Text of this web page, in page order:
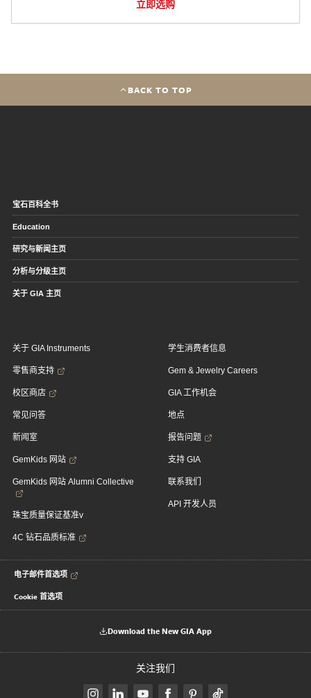
立即选购
BACK TO TOP
宝石百科全书
Education
研究与新闻主页
分析与分级主页
关于 GIA 主页
关于 GIA Instruments
零售商支持
校区商店
常见问答
新闻室
GemKids 网站
GemKids 网站 Alumni Collective
珠宝质量保证基准v
4C 钻石品质标准
学生消费者信息
Gem & Jewelry Careers
GIA 工作机会
地点
报告问题
支持 GIA
联系我们
API 开发人员
电子邮件首选项
Cookie 首选项
Download the New GIA App
关注我们